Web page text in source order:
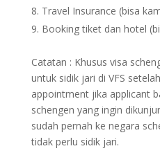
Travel Insurance (bisa
Booking tiket dan hotel
Catatan : Khusus visa
untuk sidik jari di VFS
appointment jika applicant
schengen yang ingin
sudah pernah ke negara
tidak perlu sidik jari.